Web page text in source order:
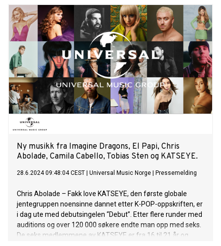
Ny musikk fra Imagine Dragons, El Papi, Chris
Abolade, Camila Cabello, Tobias Sten og KATSEYE.
28.6.2024 09:48:04 CEST Universal Music Norge Pressemelding
Chris Abolade – Fakk love KATSEYE, den første globale
jentegruppen noensinne dannet etter K-POP-oppskriften, er
i dag ute med debutsingelen “Debut”. Etter flere runder med
auditions og over 120 000 søkere endte man opp med seks.
De seks medlemmene av KATSEYE er fra 16 til 21 år og